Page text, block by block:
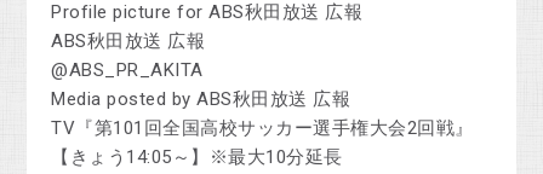
Profile picture for ABS秋田放送 広報
ABS秋田放送 広報
@ABS_PR_AKITA
Media posted by ABS秋田放送 広報
TV『第101回全国高校サッカー選手権大会2回戦』
【きょう14:05～】※最大10分延長